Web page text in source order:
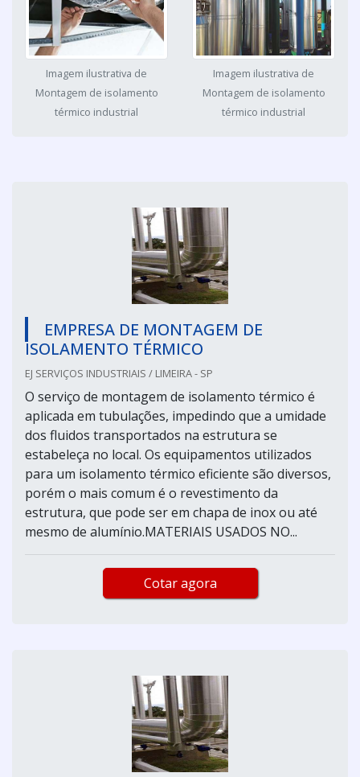
Imagem ilustrativa de
Montagem de isolamento
térmico industrial
Imagem ilustrativa de
Montagem de isolamento
térmico industrial
EMPRESA DE MONTAGEM DE
ISOLAMENTO TÉRMICO
EJ SERVIÇOS INDUSTRIAIS / LIMEIRA - SP
O serviço de montagem de isolamento térmico é
aplicada em tubulações, impedindo que a umidade
dos fluidos transportados na estrutura se
estabeleça no local. Os equipamentos utilizados
para um isolamento térmico eficiente são diversos,
porém o mais comum é o revestimento da
estrutura, que pode ser em chapa de inox ou até
mesmo de alumínio.MATERIAIS USADOS NO...
Cotar agora